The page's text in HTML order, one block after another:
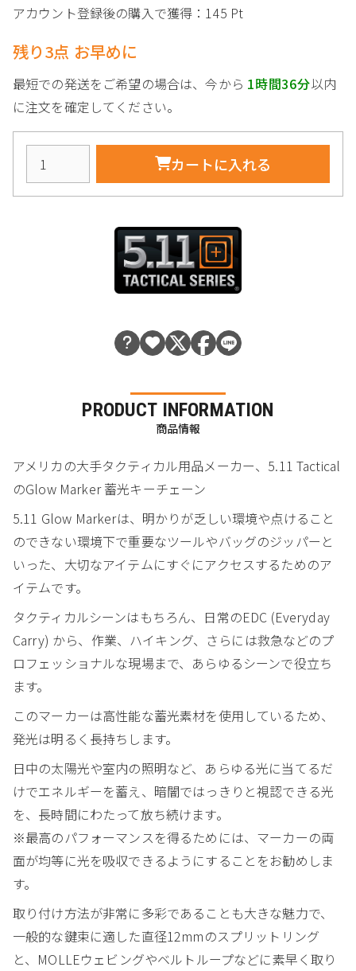
アカウント登録後の購入で獲得： 145 Pt
残り3点 お早めに
最短での発送をご希望の場合は、今から 1時間36分以内
に注文を確定してください。
カートに入れる
PRODUCT INFORMATION
商品情報
アメリカの大手タクティカル用品メーカー、5.11 Tactical
のGlow Marker 蓄光キーチェーン
5.11 Glow Markerは、明かりが乏しい環境や点けること
のできない環境下で重要なツールやバッグのジッパーと
いった、大切なアイテムにすぐにアクセスするためのア
イテムです。
タクティカルシーンはもちろん、日常のEDC (Everyday
Carry) から、作業、ハイキング、さらには救急などのプ
ロフェッショナルな現場まで、あらゆるシーンで役立ち
ます。
このマーカーは高性能な蓄光素材を使用しているため、
発光は明るく長持ちします。
日中の太陽光や室内の照明など、あらゆる光に当てるだ
けでエネルギーを蓄え、暗闇ではっきりと視認できる光
を、長時間にわたって放ち続けます。
※最高のパフォーマンスを得るためには、マーカーの両
面が均等に光を吸収できるようにすることをお勧めしま
す。
取り付け方法が非常に多彩であることも大きな魅力で、
一般的な鍵束に適した直径12mmのスプリットリング
と、MOLLEウェビングやベルトループなどに素早く取り